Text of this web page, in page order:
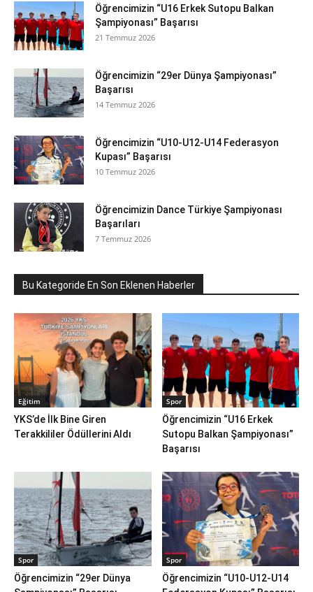
Öğrencimizin “U16 Erkek Sutopu Balkan
Şampiyonası” Başarısı
21 Temmuz 2026
Öğrencimizin “29er Dünya Şampiyonası”
Başarısı
14 Temmuz 2026
Öğrencimizin “U10-U12-U14 Federasyon
Kupası” Başarısı
10 Temmuz 2026
Öğrencimizin Dance Türkiye Şampiyonası
Başarıları
7 Temmuz 2026
Bu Kategoride En Son Eklenen Haberler
Eğitim
YKS’de İlk Bine Giren
Terakkililer Ödüllerini Aldı
Spor
Öğrencimizin “U16 Erkek
Sutopu Balkan Şampiyonası”
Başarısı
Spor
Öğrencimizin “29er Dünya
Spor
Öğrencimizin “U10-U12-U14